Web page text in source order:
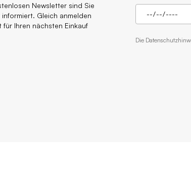
Newsletter sind Sie
informiert. Gleich anmelden
für Ihren nächsten Einkauf
Die